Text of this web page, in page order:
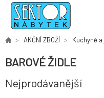
AKČNÍ ZBOŽÍ Kuchyně
BAROVÉ ŽIDLE
Nejprodávanější